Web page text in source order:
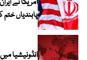
پابندیاں ختم
انڈونیشیا